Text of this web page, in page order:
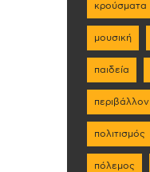
κρούσματα
μουσική
παιδεία
περιβάλλον
πολιτισμός
πόλεμος